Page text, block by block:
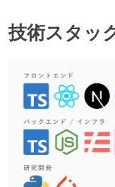
技術スタッ